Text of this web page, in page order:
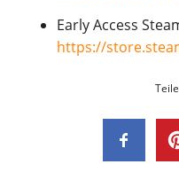
Early Access
https://